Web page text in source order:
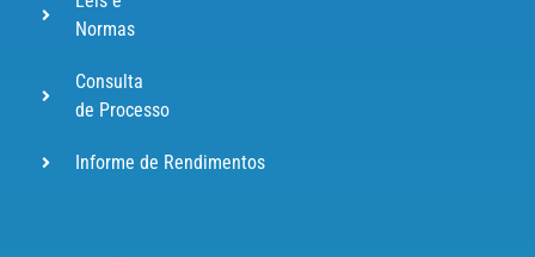
Normas
Consulta
de Processo
Informe de Rendimentos